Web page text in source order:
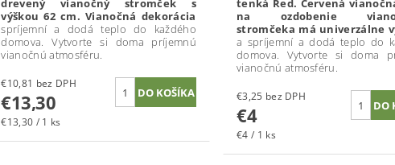
drevený vianočný stromček s
výškou 62 cm. Vianočná dekorácia
spríjemní a dodá teplo do každého
domova. Vytvorte si doma príjemnú
vianočnú atmosféru.
€10,81 bez DPH
€13,30
€13,30 / 1 ks
tenká Red. Červená
na ozdobenie
stromčeka má univerzálne
a spríjemní a dodá teplo do
domova. Vytvorte si doma
vianočnú atmosféru.
€3,25 bez DPH
€4
€4 / 1 ks